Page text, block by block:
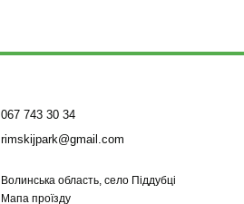
067 743 30 34
rimskijpark@gmail.com
Волинська область, село Піддубці
Мапа проїзду